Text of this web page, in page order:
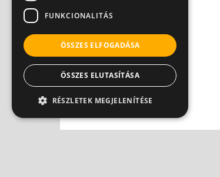
FUNKCIONALITÁS
ÖSSZES ELFOGADÁSA
ÖSSZES ELUTASÍTÁSA
RÉSZLETEK MEGJELENÍTÉSE